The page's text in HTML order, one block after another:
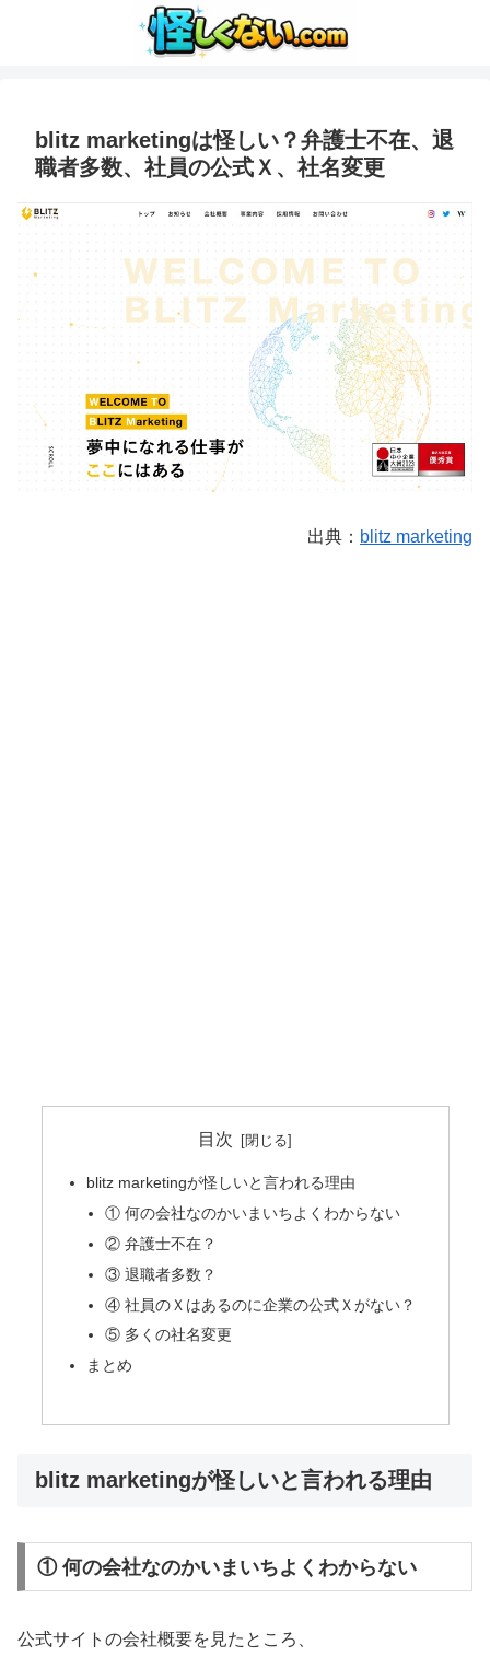
blitz marketingは怪しい？弁護士不在、退
職者多数、社員の公式Ｘ、社名変更
出典： blitz marketing
目次
blitz marketingが怪しいと言われる理由
① 何の会社なのかいまいちよくわからない
② 弁護士不在？
③ 退職者多数？
④ 社員のＸはあるのに企業の公式Ｘがない？
⑤ 多くの社名変更
まとめ
blitz marketingが怪しいと言われる理由
① 何の会社なのかいまいちよくわからない
公式サイトの会社概要を見たところ、